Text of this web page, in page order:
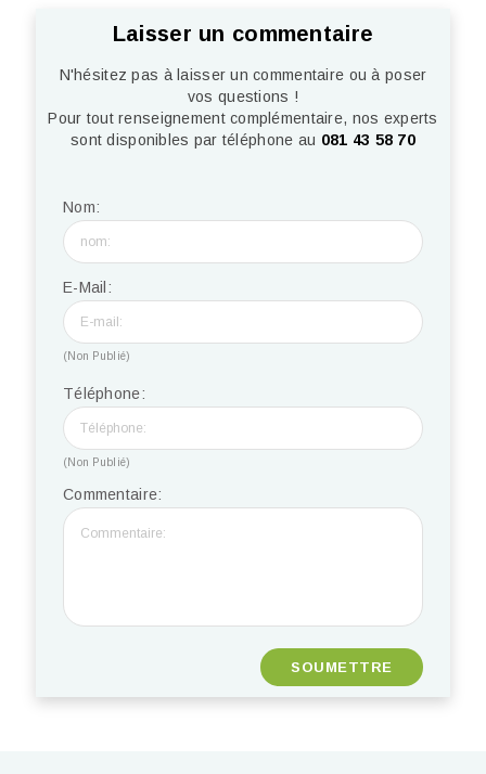
Laisser un commentaire
N'hésitez pas à laisser un commentaire ou à poser
vos questions !
Pour tout renseignement complémentaire, nos experts
sont disponibles par téléphone au 081 43 58 70
Nom:
E-Mail:
(Non Publié)
Téléphone:
(Non Publié)
Commentaire: